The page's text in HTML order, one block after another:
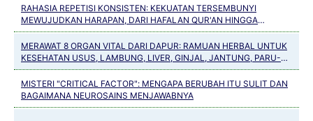
RAHASIA REPETISI KONSISTEN: KEKUATAN TERSEMBUNYI
MEWUJUDKAN HARAPAN, DARI HAFALAN QUR'AN HINGGA
KEBIASAAN POSITIF
MERAWAT 8 ORGAN VITAL DARI DAPUR: RAMUAN HERBAL UNTUK
KESEHATAN USUS, LAMBUNG, LIVER, GINJAL, JANTUNG, PARU-
PARU, PANKREAS DAN TULANG
MISTERI "CRITICAL FACTOR": MENGAPA BERUBAH ITU SULIT DAN
BAGAIMANA NEUROSAINS MENJAWABNYA